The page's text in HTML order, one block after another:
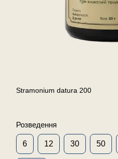
Stramonium datura 200
Розведення
6 12 30 50